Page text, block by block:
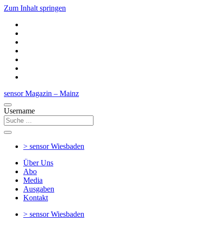
Zum Inhalt springen
sensor Magazin – Mainz
Username
> sensorWiesbaden
Über Uns
Abo
Media
Ausgaben
Kontakt
> sensorWiesbaden